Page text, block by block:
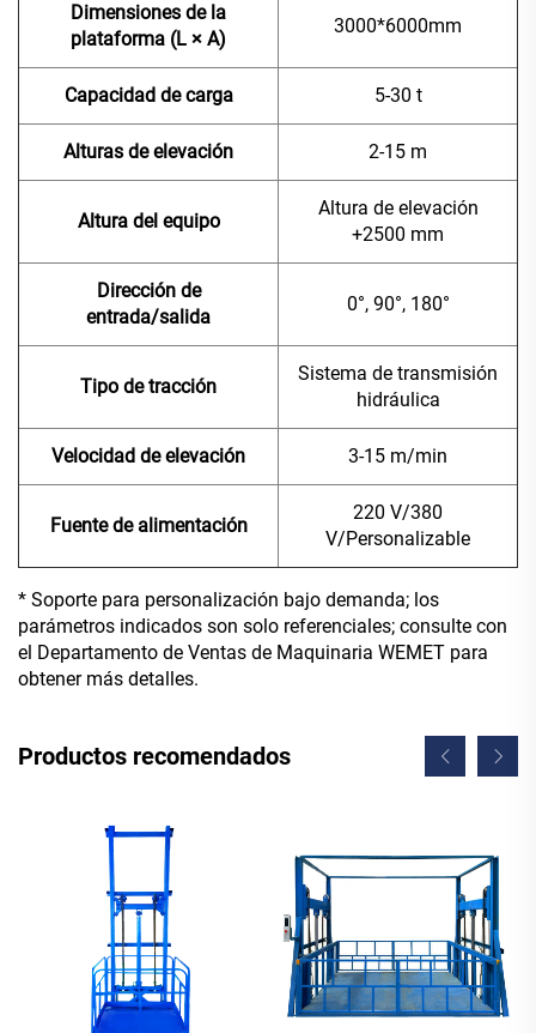
Dimensiones de la
plataforma (L × A)
3000*6000mm
Capacidad de carga 5-30 t
Alturas de elevación 2-15 m
Altura del equipo
Altura de elevación
+2500 mm
Dirección de
entrada/salida
0°, 90°, 180°
Tipo de tracción
Sistema de transmisión
hidráulica
Velocidad de elevación 3-15 m/min
Fuente de alimentación
220 V/380
V/Personalizable
* Soporte para personalización bajo demanda; los
parámetros indicados son solo referenciales; consulte con
el Departamento de Ventas de Maquinaria WEMET para
obtener más detalles.
Productos recomendados